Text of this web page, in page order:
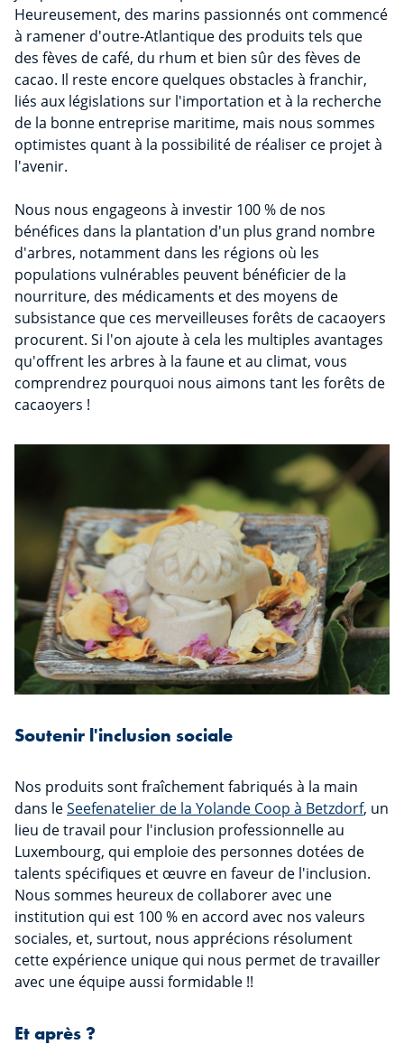
Heureusement, des marins passionnés ont commencé
à ramener d'outre-Atlantique des produits tels que
des fèves de café, du rhum et bien sûr des fèves de
cacao. Il reste encore quelques obstacles à franchir,
liés aux législations sur l'importation et à la recherche
de la bonne entreprise maritime, mais nous sommes
optimistes quant à la possibilité de réaliser ce projet à
l'avenir.
Nous nous engageons à investir 100 % de nos
bénéfices dans la plantation d'un plus grand nombre
d'arbres, notamment dans les régions où les
populations vulnérables peuvent bénéficier de la
nourriture, des médicaments et des moyens de
subsistance que ces merveilleuses forêts de cacaoyers
procurent. Si l'on ajoute à cela les multiples avantages
qu'offrent les arbres à la faune et au climat, vous
comprendrez pourquoi nous aimons tant les forêts de
cacaoyers !
Soutenir l'inclusion sociale
Nos produits sont fraîchement fabriqués à la main
dans leSeefenatelier de la Yolande Coop à Betzdorf, un
lieu de travail pour l'inclusion professionnelle au
Luxembourg, qui emploie des personnes dotées de
talents spécifiques et œuvre en faveur de l'inclusion.
Nous sommes heureux de collaborer avec une
institution qui est 100 % en accord avec nos valeurs
sociales, et, surtout, nous apprécions résolument
cette expérience unique qui nous permet de travailler
avec une équipe aussi formidable !!
Et après ?